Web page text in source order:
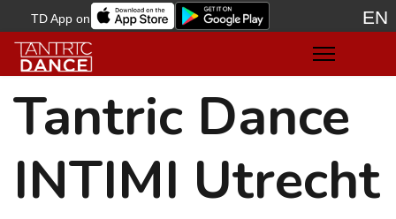
TD App on EN
Tantric Dance
INTIMI Utrecht